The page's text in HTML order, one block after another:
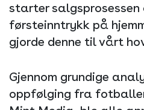
starter salgsprosessen
førsteinntrykk på
gjorde denne til vårt
Gjennom grundige
oppfølging fra